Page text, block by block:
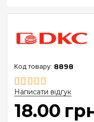
8898
Написати відгук
18.00